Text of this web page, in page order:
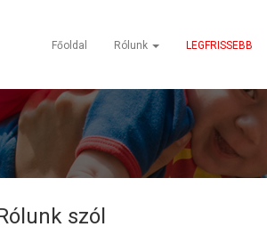
Főoldal Rólunk LEGFRISSEBB
szól